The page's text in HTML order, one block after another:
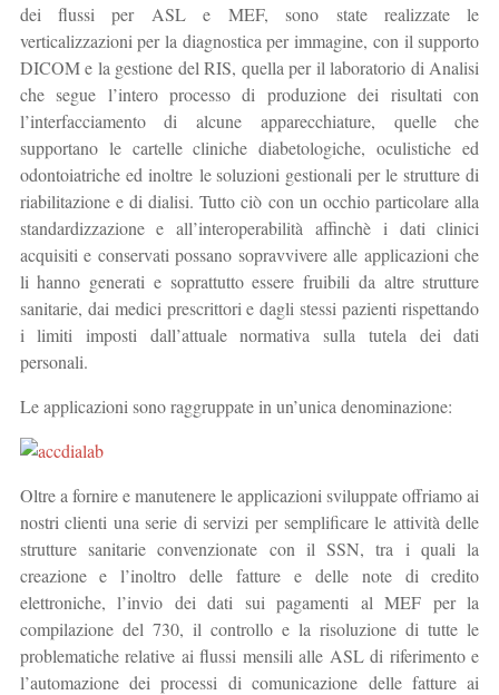
dei flussi per ASL e MEF, sono state realizzate le
verticalizzazioni per la diagnostica per immagine, con il supporto
DICOM e la gestione del RIS, quella per il laboratorio di Analisi
che segue l’intero processo di produzione dei risultati con
l’interfacciamento di alcune apparecchiature, quelle che
supportano le cartelle cliniche diabetologiche, oculistiche ed
odontoiatriche ed inoltre le soluzioni gestionali per le strutture di
riabilitazione e di dialisi. Tutto ciò con un occhio particolare alla
standardizzazione e all’interoperabilità affinchè i dati clinici
acquisiti e conservati possano sopravvivere alle applicazioni che
li hanno generati e soprattutto essere fruibili da altre strutture
sanitarie, dai medici prescrittori e dagli stessi pazienti rispettando
i limiti imposti dall’attuale normativa sulla tutela dei dati
personali.
Le applicazioni sono raggruppate in un’unica denominazione:
Oltre a fornire e manutenere le applicazioni sviluppate offriamo ai
nostri clienti una serie di servizi per semplificare le attività delle
strutture sanitarie convenzionate con il SSN, tra i quali la
creazione e l’inoltro delle fatture e delle note di credito
elettroniche, l’invio dei dati sui pagamenti al MEF per la
compilazione del 730, il controllo e la risoluzione di tutte le
problematiche relative ai flussi mensili alle ASL di riferimento e
l’automazione dei processi di comunicazione delle fatture ai